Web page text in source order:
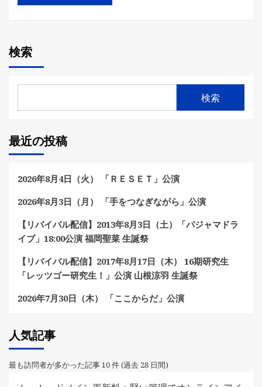
検索
検索
最近の投稿
2026年8月4日（火） 「ＲＥＳＥＴ」公演
2026年8月3日（月） 「手をつなぎながら」公演
【リバイバル配信】2013年8月3日（土）「パジャマドラ
イブ」18:00公演 福岡聖菜 生誕祭
【リバイバル配信】2017年8月17日（木） 16期研究生
「レッツゴー研究生！」公演 山根涼羽 生誕祭
2026年7月30日（木） 「ここからだ」公演
人気記事
最も訪問者が多かった記事 10 件 (過去 28 日間)